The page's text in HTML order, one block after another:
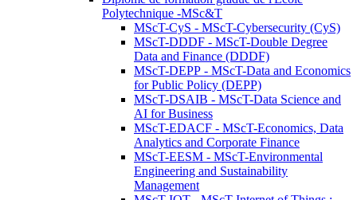
Polytechnique -MSc&T
MScT-CyS - MScT-Cybersecurity (CyS)
MScT-DDDF - MScT-Double Degree
Data and Finance (DDDF)
MScT-DEPP - MScT-Data and Economics
for Public Policy (DEPP)
MScT-DSAIB - MScT-Data Science and
AI for Business
MScT-EDACF - MScT-Economics, Data
Analytics and Corporate Finance
MScT-EESM - MScT-Environmental
Engineering and Sustainability
Management